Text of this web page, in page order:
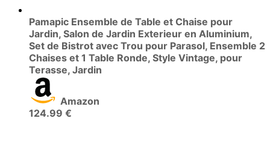
Pamapic Ensemble de Table et Chaise pour
Jardin, Salon de Jardin Exterieur en Aluminium,
Set de Bistrot avec Trou pour Parasol, Ensemble 2
Chaises et 1 Table Ronde, Style Vintage, pour
Terasse, Jardin
Amazon
124.99 €